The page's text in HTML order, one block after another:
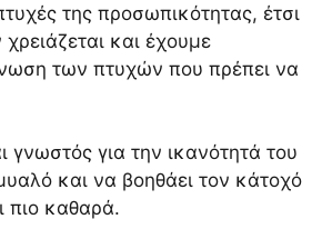
της προσωπικότητας, έτσι
χρειάζεται και έχουμε
των πτυχών που πρέπει να
γνωστός για την ικανότητά του
και να βοηθάει τον κάτοχό
πιο καθαρά.